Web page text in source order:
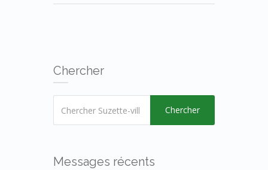
Chercher
Chercher
Messages récents